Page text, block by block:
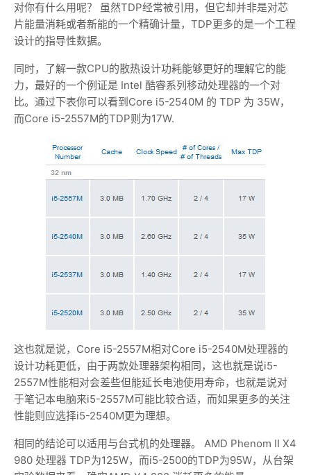
对你有什么用呢？ 虽然TDP经常被引用，但它却并非是对芯
片能量消耗或者新能的一个精确计量，TDP更多的是一个工程
设计的指导性数据。
同时，了解一款CPU的散热设计功耗能够更好的理解它的能
力，最好的一个例证是 Intel 酷睿系列移动处理器的一个对
比。通过下表你可以看到Core i5-2540M 的 TDP 为 35W，
而Core i5-2557M的TDP则为17W.
这也就是说，Core i5-2557M相对Core i5-2540M处理器的
设计功耗更低，由于两款处理器架构相同，这也就是说i5-
2557M性能相对会差些但能延长电池使用寿命，也就是说对
于笔记本电脑来i5-2557M可能比较合适，而如果更多的关注
性能则应选择i5-2540M更为理想。
相同的结论可以适用与台式机的处理器。 AMD Phenom II X4
980 处理器 TDP为125W，而i5-2500的TDP为95W，从台架